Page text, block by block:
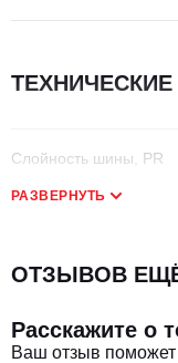
ТЕХНИЧЕСКИЕ
Слойность шины, PR
Исполнение шины
Посадочный диаметр
РАЗВЕРНУТЬ
ОТЗЫВОВ
Расскажите о
Ваш отзыв поможет